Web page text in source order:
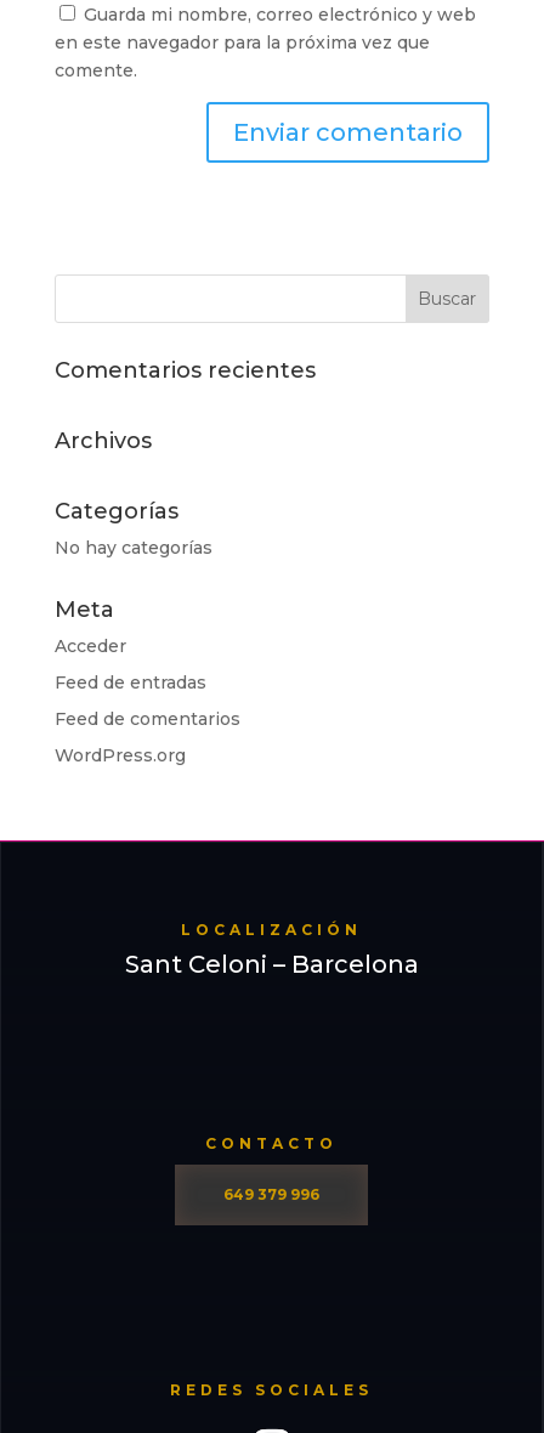
Guarda mi nombre, correo electrónico y web
en este navegador para la próxima vez que
comente.
Comentarios recientes
Archivos
Categorías
No hay categorías
Meta
Acceder
Feed de entradas
Feed de comentarios
WordPress.org
LOCALIZACIÓN
Sant Celoni – Barcelona
CONTACTO
649 379 996
REDES SOCIALES